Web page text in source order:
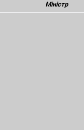
Міністр